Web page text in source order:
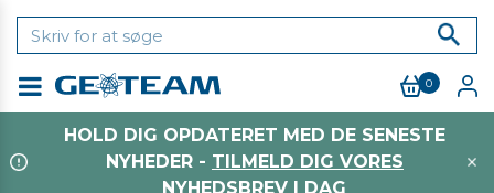
0
HOLD DIG OPDATERET MED DE SENESTE
NYHEDER - TILMELD DIG VORES
NYHEDSBREV I DAG